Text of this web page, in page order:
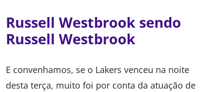
Russell Westbrook sendo
Russell Westbrook
E convenhamos, se o Lakers venceu na noite
desta terça, muito foi por conta da atuação de